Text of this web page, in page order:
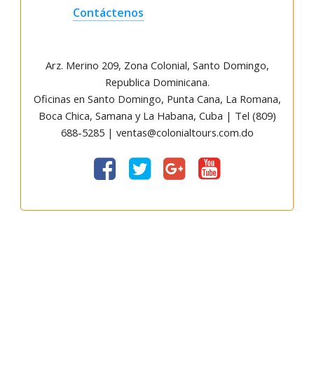
Contáctenos
Arz. Merino 209, Zona Colonial, Santo Domingo,
Republica Dominicana.
Oficinas en Santo Domingo, Punta Cana, La Romana,
Boca Chica, Samana y La Habana, Cuba | Tel (809)
688-5285 | ventas@colonialtours.com.do